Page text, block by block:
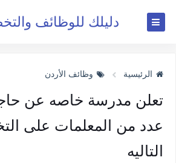
دليلك للوظائف
الرئيسية وظائف الأردن
تعلن مدرسة خاصه عن
عدد من المعلمات على
التاليه